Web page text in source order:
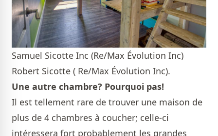
Samuel Sicotte Inc (Re/Max Évolution Inc)
Robert Sicotte ( Re/Max Évolution Inc).
Une autre chambre? Pourquoi pas!
Il est tellement rare de trouver une maison de
plus de 4 chambres à coucher; celle-ci
intéressera fort probablement les grandes